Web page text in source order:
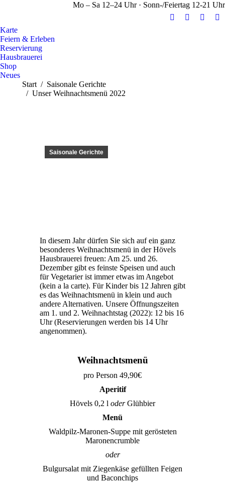
Mo – Sa 12–24 Uhr · Sonn-/Feiertag 12-21 Uhr
E-
Facebook
Karte
Feiern & Erleben
Reservierung
Hausbrauerei
Shop
Neues
Sie befinden sich hier:
Start
Saisonale Gerichte
Unser Weihnachtsmenü 2022
Saisonale Gerichte
In diesem Jahr dürfen Sie sich auf ein ganz
besonderes Weihnachtsmenü in der Hövels
Hausbrauerei freuen: Am 25. und 26.
Dezember gibt es feinste Speisen und auch
für Vegetarier ist immer etwas im Angebot
(kein a la carte). Für Kinder bis 12 Jahren gibt
es das Weihnachtsmenü in klein und auch
andere Alternativen. Unsere Öffnungszeiten
am 1. und 2. Weihnachtstag (2022): 12 bis 16
Uhr (Reservierungen werden bis 14 Uhr
angenommen).
Weihnachtsmenü
pro Person 49,90€
Aperitif
Hövels 0,2 l oderGlühbier
Menü
Waldpilz-Maronen-Suppe mit gerösteten
Maronencrumble
oder
Bulgursalat mit Ziegenkäse gefüllten Feigen
und Baconchips